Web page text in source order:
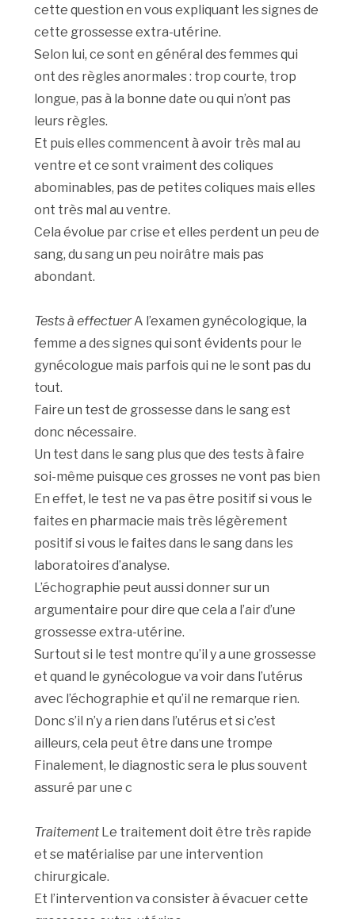
cette question en vous expliquant les signes de
cette grossesse extra-utérine.
Selon lui, ce sont en général des femmes qui
ont des règles anormales : trop courte, trop
longue, pas à la bonne date ou qui n’ont pas
leurs règles.
Et puis elles commencent à avoir très mal au
ventre et ce sont vraiment des coliques
abominables, pas de petites coliques mais elles
ont très mal au ventre.
Cela évolue par crise et elles perdent un peu de
sang, du sang un peu noirâtre mais pas
abondant.
Tests à effectuerA l’examen gynécologique, la
femme a des signes qui sont évidents pour le
gynécologue mais parfois qui ne le sont pas du
tout.
Faire un test de grossesse dans le sang est
donc nécessaire.
Un test dans le sang plus que des tests à faire
soi-même puisque ces grosses ne vont pas bien
En effet, le test ne va pas être positif si vous le
faites en pharmacie mais très légèrement
positif si vous le faites dans le sang dans les
laboratoires d’analyse.
L’échographie peut aussi donner sur un
argumentaire pour dire que cela a l’air d’une
grossesse extra-utérine.
Surtout si le test montre qu’il y a une grossesse
et quand le gynécologue va voir dans l’utérus
avec l’échographie et qu’il ne remarque rien.
Donc s’il n’y a rien dans l’utérus et si c’est
ailleurs, cela peut être dans une trompe
Finalement, le diagnostic sera le plus souvent
assuré par une c
Traitement Le traitement doit être très rapide
et se matérialise par une intervention
chirurgicale.
Et l’intervention va consister à évacuer cette